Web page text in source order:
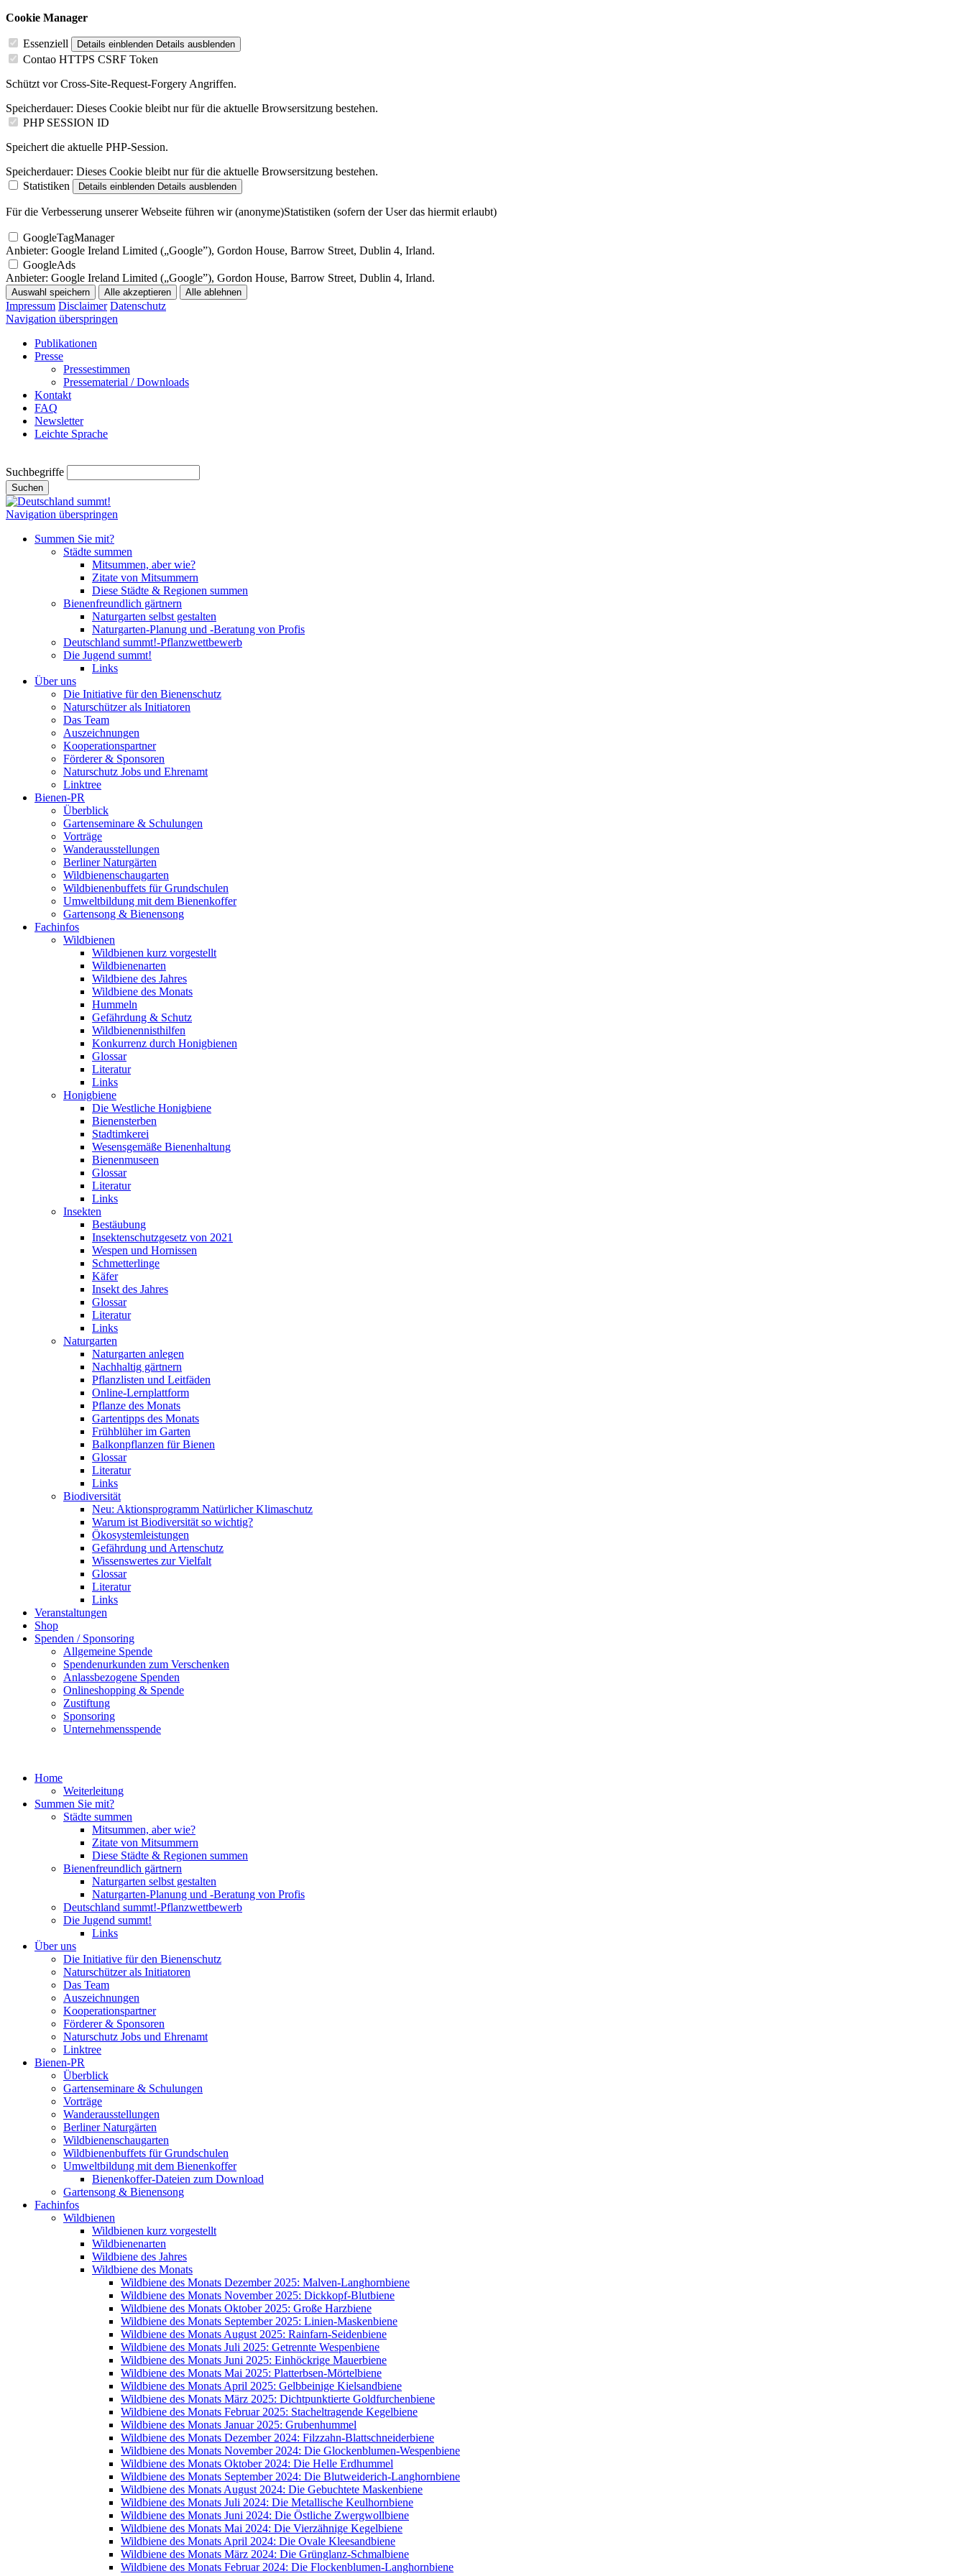
Cookie Manager
Essenziell Details einblenden Details ausblenden
Contao HTTPS CSRF Token
Schützt vor Cross-Site-Request-Forgery Angriffen.
Speicherdauer: Dieses Cookie bleibt nur für die aktuelle Browsersitzung bestehen.
PHP SESSION ID
Speichert die aktuelle PHP-Session.
Speicherdauer: Dieses Cookie bleibt nur für die aktuelle Browsersitzung bestehen.
Statistiken
Details einblenden Details ausblenden
Für die Verbesserung unserer Webseite führen wir (anonyme)Statistiken (sofern der User das hiermit erlaubt)
GoogleTagManager
Anbieter: Google Ireland Limited („Google”), Gordon House, Barrow Street, Dublin 4, Irland.
GoogleAds
Anbieter: Google Ireland Limited („Google”), Gordon House, Barrow Street, Dublin 4, Irland.
Auswahl speichern Alle akzeptieren Alle ablehnen
Impressum Disclaimer Datenschutz
Navigation überspringen
Publikationen
Presse
Pressestimmen
Pressematerial / Downloads
Kontakt
FAQ
Newsletter
Leichte Sprache
Suchbegriffe
Suchen
Navigation überspringen
Summen Sie mit?
Städte summen
Mitsummen, aber wie?
Zitate von Mitsummern
Diese Städte & Regionen summen
Bienenfreundlich gärtnern
Naturgarten selbst gestalten
Naturgarten-Planung und -Beratung von Profis
Deutschland summt!-Pflanzwettbewerb
Die Jugend summt!
Links
Über uns
Die Initiative für den Bienenschutz
Naturschützer als Initiatoren
Das Team
Auszeichnungen
Kooperationspartner
Förderer & Sponsoren
Naturschutz Jobs und Ehrenamt
Linktree
Bienen-PR
Überblick
Gartenseminare & Schulungen
Vorträge
Wanderausstellungen
Berliner Naturgärten
Wildbienenschaugarten
Wildbienenbuffets für Grundschulen
Umweltbildung mit dem Bienenkoffer
Gartensong & Bienensong
Fachinfos
Wildbienen
Wildbienen kurz vorgestellt
Wildbienenarten
Wildbiene des Jahres
Wildbiene des Monats
Hummeln
Gefährdung & Schutz
Wildbienennisthilfen
Konkurrenz durch Honigbienen
Glossar
Literatur
Links
Honigbiene
Die Westliche Honigbiene
Bienensterben
Stadtimkerei
Wesensgemäße Bienenhaltung
Bienenmuseen
Glossar
Literatur
Links
Insekten
Bestäubung
Insektenschutzgesetz von 2021
Wespen und Hornissen
Schmetterlinge
Käfer
Insekt des Jahres
Glossar
Literatur
Links
Naturgarten
Naturgarten anlegen
Nachhaltig gärtnern
Pflanzlisten und Leitfäden
Online-Lernplattform
Pflanze des Monats
Gartentipps des Monats
Frühblüher im Garten
Balkonpflanzen für Bienen
Glossar
Literatur
Links
Biodiversität
Neu: Aktionsprogramm Natürlicher Klimaschutz
Warum ist Biodiversität so wichtig?
Ökosystemleistungen
Gefährdung und Artenschutz
Wissenswertes zur Vielfalt
Glossar
Literatur
Links
Veranstaltungen
Shop
Spenden / Sponsoring
Allgemeine Spende
Spendenurkunden zum Verschenken
Anlassbezogene Spenden
Onlineshopping & Spende
Zustiftung
Sponsoring
Unternehmensspende
Home
Weiterleitung
Summen Sie mit?
Städte summen
Mitsummen, aber wie?
Zitate von Mitsummern
Diese Städte & Regionen summen
Bienenfreundlich gärtnern
Naturgarten selbst gestalten
Naturgarten-Planung und -Beratung von Profis
Deutschland summt!-Pflanzwettbewerb
Die Jugend summt!
Links
Über uns
Die Initiative für den Bienenschutz
Naturschützer als Initiatoren
Das Team
Auszeichnungen
Kooperationspartner
Förderer & Sponsoren
Naturschutz Jobs und Ehrenamt
Linktree
Bienen-PR
Überblick
Gartenseminare & Schulungen
Vorträge
Wanderausstellungen
Berliner Naturgärten
Wildbienenschaugarten
Wildbienenbuffets für Grundschulen
Umweltbildung mit dem Bienenkoffer
Bienenkoffer-Dateien zum Download
Gartensong & Bienensong
Fachinfos
Wildbienen
Wildbienen kurz vorgestellt
Wildbienenarten
Wildbiene des Jahres
Wildbiene des Monats
Wildbiene des Monats Dezember 2025: Malven-Langhornbiene
Wildbiene des Monats November 2025: Dickkopf-Blutbiene
Wildbiene des Monats Oktober 2025: Große Harzbiene
Wildbiene des Monats September 2025: Linien-Maskenbiene
Wildbiene des Monats August 2025: Rainfarn-Seidenbiene
Wildbiene des Monats Juli 2025: Getrennte Wespenbiene
Wildbiene des Monats Juni 2025: Einhöckrige Mauerbiene
Wildbiene des Monats Mai 2025: Platterbsen-Mörtelbiene
Wildbiene des Monats April 2025: Gelbbeinige Kielsandbiene
Wildbiene des Monats März 2025: Dichtpunktierte Goldfurchenbiene
Wildbiene des Monats Februar 2025: Stacheltragende Kegelbiene
Wildbiene des Monats Januar 2025: Grubenhummel
Wildbiene des Monats Dezember 2024: Filzzahn-Blattschneiderbiene
Wildbiene des Monats November 2024: Die Glockenblumen-Wespenbiene
Wildbiene des Monats Oktober 2024: Die Helle Erdhummel
Wildbiene des Monats September 2024: Die Blutweiderich-Langhornbiene
Wildbiene des Monats August 2024: Die Gebuchtete Maskenbiene
Wildbiene des Monats Juli 2024: Die Metallische Keulhornbiene
Wildbiene des Monats Juni 2024: Die Östliche Zwergwollbiene
Wildbiene des Monats Mai 2024: Die Vierzähnige Kegelbiene
Wildbiene des Monats April 2024: Die Ovale Kleesandbiene
Wildbiene des Monats März 2024: Die Grünglanz-Schmalbiene
Wildbiene des Monats Februar 2024: Die Flockenblumen-Langhornbiene